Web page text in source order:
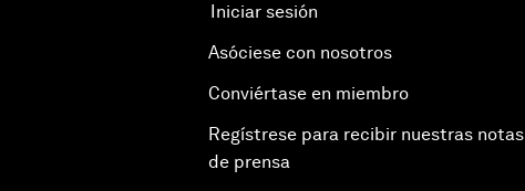
Iniciar sesión
Asóciese con nosotros
Conviértase en miembro
Regístrese para recibir nuestras notas
de prensa